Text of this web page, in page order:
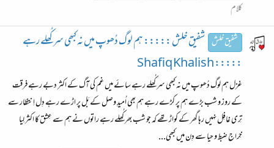
کلام
شفیق خلش شفیق خلش ::::: ہم لوگ دُھوپ میں نہ کبھی سر کُھلے رہے
::::: Shafiq Khalish
غزل ہم لوگ دُھوپ میں نہ کبھی سر کُھلے رہے سائے میں غم کی آگ کے اکثر دبے رہے فرقت
کے روز و شب بڑے ہم پر کڑے رہے ہم بھی اُمیدِ وصل کے بَل پر اڑے رہے دِل اِنتظار سے
تِری غافِل نہیں رہا گھر کے کواڑ تھے کہ جو شب بھر کُھلے رہے راتوں نے ہم سے عِشق کا اکثر لِیا
خِراج ضبط و حیا سے دِن میں کبھی...